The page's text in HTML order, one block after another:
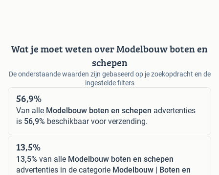
Wat je moet weten over Modelbouw boten en
schepen
De onderstaande waarden zijn gebaseerd op je zoekopdracht en de
ingestelde filters
56,9%
Van alle Modelbouw boten en schepen advertenties
is 56,9% beschikbaar voor verzending.
13,5%
13,5% van alle Modelbouw boten en schepen
advertenties in de categorie Modelbouw | Boten en